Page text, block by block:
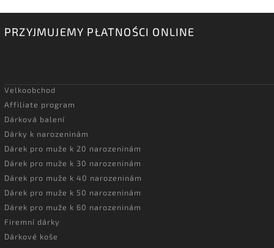
PRZYJMUJEMY PŁATNOŚCI ONLINE
Velkoobchod
Affiliate program
Dárková balení
Dárky k narozeninám
Dárek pro muže k 20 narozeninám
Dárek pro muže k 30 narozeninám
Dárek pro muže k 40 narozeninám
Dárek pro muže k 50 narozeninám
Dárek pro muže k 60 narozeninám
Firemní dárky
Dárkové koše